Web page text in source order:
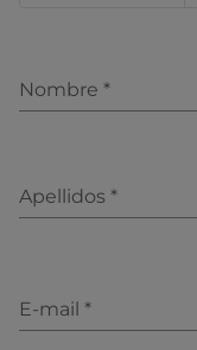
Nombre *
Apellidos *
E-mail *